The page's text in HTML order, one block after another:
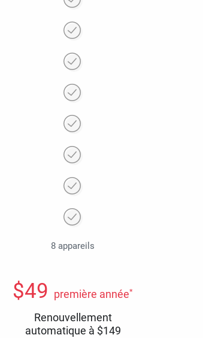
8 appareils
$49 première année*
Renouvellement
automatique à $149